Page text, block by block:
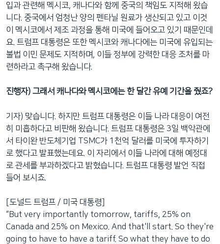
입과 관련해 멕시코, 캐나다와 함께 중국의 책임도 지적해 왔습
니다. 중국에서 엄청난 양의 펜타닐 원료가 생산되고 있고 이것
이 멕시코에서 제조 과정을 통해 미국에 들어오고 있기 때문인데
요. 트럼프 대통령은 또한 멕시코와 캐나다에는 미국에 유입되는
불법 이민 문제도 지적하며, 이들 정부에 강력한 대응 조처를 마
련하라고 촉구해 왔습니다.
진행자) 그래서 캐나다와 멕시코에는 한 달간 유예 기간을 줬죠?
기자) 맞습니다. 하지만 트럼프 대통령은 이들 나라 대응이 여전
히 미흡하다고 비판해 왔습니다. 트럼프 대통령은 3일 백악관에
서 타이완 반도체기업 TSMC가 1천억 달러를 미국에 투자하기
로 했다고 발표했는데요. 이 자리에서 이들 나라에 대해 예정대
로 관세를 부과하겠다고 밝혔습니다. 트럼프 대통령 발언 직접
들어 보시죠.
[도널드 트럼프 / 미국 대통령]
“But very importantly tomorrow, tariffs, 25% on
Canada and 25% on Mexico. And that'll start. So they're
going to have to have a tariff. So what they have to do